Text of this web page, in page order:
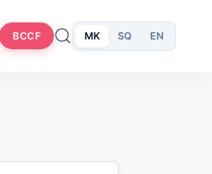
BCCF MK SQ EN